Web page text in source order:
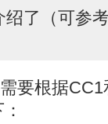
了（可参
要根据